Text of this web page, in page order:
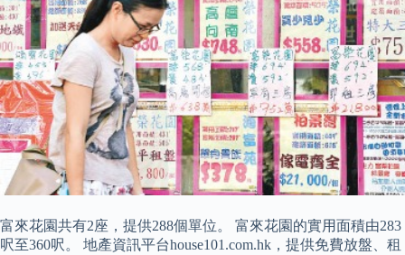
富來花園共有2座，提供288個單位。 富來花園的實用面積由283
呎至360呎。 地產資訊平台house101.com.hk，提供免費放盤、租